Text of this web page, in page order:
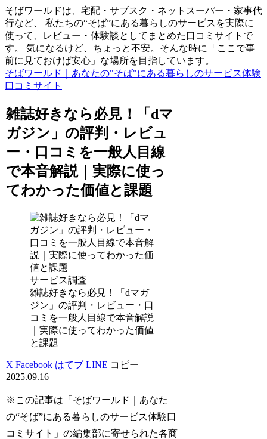
そばワールドは、宅配・サブスク・ネットスーパー・家事代
行など、 私たちの“そば”にある暮らしのサービスを実際に
使って、レビュー・体験談としてまとめた口コミサイトで
す。 気になるけど、ちょっと不安。そんな時に「ここで事
前に見ておけば安心」な場所を目指しています。
そばワールド｜あなたの"そば"にある暮らしのサービス体験
口コミサイト
雑誌好きなら必見！「dマ
ガジン」の評判・レビュ
ー・口コミを一般人目線
で本音解説｜実際に使っ
てわかった価値と課題
サービス調査
雑誌好きなら必見！「dマガ
ジン」の評判・レビュー・口
コミを一般人目線で本音解説
｜実際に使ってわかった価値
と課題
X Facebook はてブ LINE コピー
2025.09.16
※この記事は「そばワールド｜あなた
の“そば”にある暮らしのサービス体験口
コミサイト」の編集部に寄せられた各商